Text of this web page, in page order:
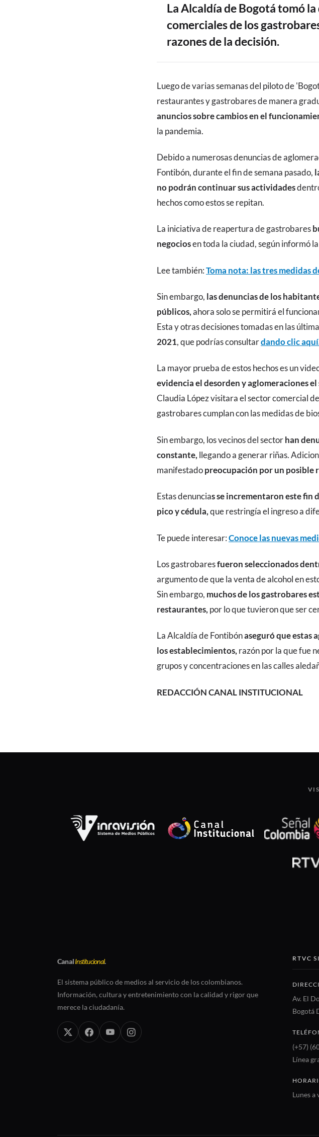
La Alcaldía de Bogotá tomó
comerciales de los
razones de la decisión.
CONTENIDO
Luego de varias semanas del piloto de
restaurantes y gastrobares de manera
anuncios sobre cambios en el
la pandemia.
Debido a numerosas denuncias de
Fontibón, durante el fin de semana pasado,
no podrán continuar sus actividades
hechos como estos se repitan.
La iniciativa de reapertura de gastrobares
negociosen toda la ciudad, según informó
Lee también:Toma nota: las tres medidas
Sin embargo, las denuncias de los
públicos,ahora solo se permitirá el
Esta y otras decisiones tomadas en las
2021, que podrías consultardando clic
La mayor prueba de estos hechos es un
evidencia el desorden y aglomeraciones el
Claudia López visitara el sector comercial
gastrobares cumplan con las medidas de
Sin embargo, los vecinos del sectorhan
constante, llegando a generar riñas.
manifestadopreocupación por un posible
Estas denuncias se incrementaron este fin
pico y cédula,que restringía el ingreso a
Te puede interesar:Conoce las nuevas
Los gastrobaresfueron seleccionados
argumento de que la venta de alcohol en
Sin embargo, muchos de los gastrobares
restaurantes, por lo que tuvieron que ser
La Alcaldía de Fontibónaseguró que estas
los establecimientos,razón por la que fue
grupos y concentraciones en las calles
REDACCIÓN CANAL INSTITUCIONAL
CanalInstitucional.
El sistema público de medios al servicio de los colombianos.
Información, cultura y entretenimiento con la calidad y rigor que
merece la ciudadanía.
RTVC
Av. El
Bogotá
(+57)
Línea
Lunes a